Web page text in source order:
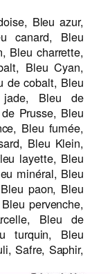
Bleu azur,
canard, Bleu
Bleu charrette,
Bleu Cyan,
de cobalt, Bleu
Bleu de
Prusse, Bleu
Bleu fumée,
Bleu Klein,
layette, Bleu
minéral, Bleu
paon, Bleu
pervenche,
Bleu de
turquin, Bleu
Safre, Saphir,